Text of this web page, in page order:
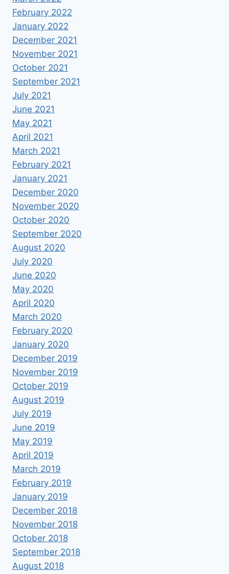
February 2022
January 2022
December 2021
November 2021
October 2021
September 2021
July 2021
June 2021
May 2021
April 2021
March 2021
February 2021
January 2021
December 2020
November 2020
October 2020
September 2020
August 2020
July 2020
June 2020
May 2020
April 2020
March 2020
February 2020
January 2020
December 2019
November 2019
October 2019
August 2019
July 2019
June 2019
May 2019
April 2019
March 2019
February 2019
January 2019
December 2018
November 2018
October 2018
September 2018
August 2018